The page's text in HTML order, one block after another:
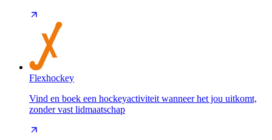
Flexhockey
Vind en boek een hockeyactiviteit wanneer het jou uitkomt,
zonder vast lidmaatschap